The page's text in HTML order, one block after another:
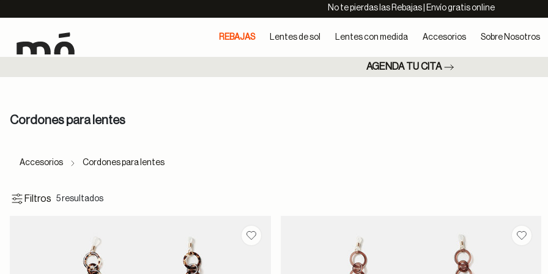
No te pierdas las Rebajas | Envío gratis online
REBAJAS Lentes de sol Lentes con medida Accesorios Sobre Nosotros
AGENDA TU CITA
Cordones para lentes
Accesorios Cordones para lentes
5 resultados
Filtros
Guardar en favoritos